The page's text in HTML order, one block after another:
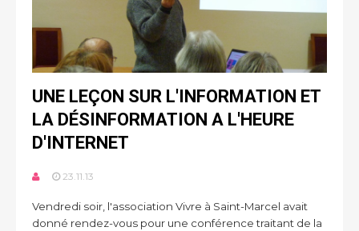
UNE LEÇON SUR L'INFORMATION ET
LA DÉSINFORMATION A L'HEURE
D'INTERNET
23.11.13
Vendredi soir, l'association Vivre à Saint-Marcel avait
donné rendez-vous pour une conférence traitant de la